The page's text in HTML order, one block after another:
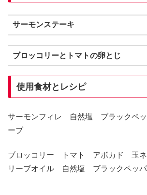
サーモンステーキ
ブロッコリーとトマトの卵とじ
使用食材とレシピ
サーモンフィレ 自然塩 ブラックペ
ーブ
ブロッコリー トマト アボカド 玉
リーブオイル 自然塩 ブラックペッ